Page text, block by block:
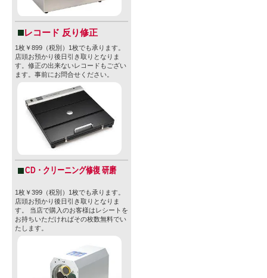
レコード 反り修正
1枚￥899（税別）1枚でも承ります。
店頭お預かり後日引き取りとなりま
す。修正の出来ないレコードもござい
ます。事前にお問合せください。
CD・クリーニング修復 研磨
1枚￥399（税別）1枚でも承ります。
店頭お預かり後日引き取りとなりま
す。 当店で購入のお客様はレシートを
お持ちいただければその枚数無料でい
たします。